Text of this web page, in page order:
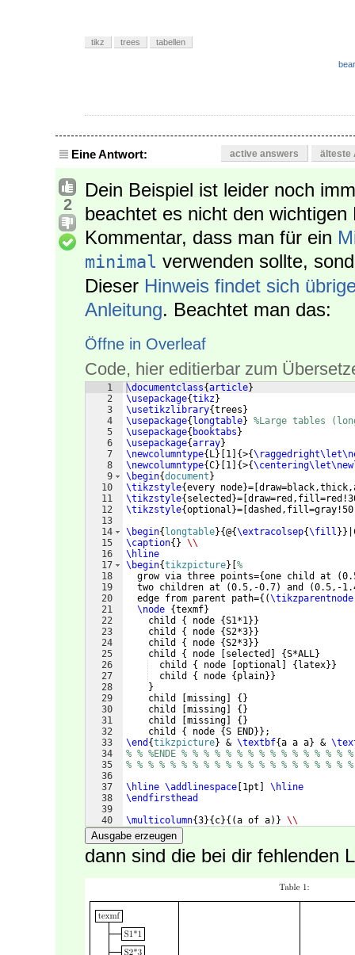
tikz trees tabellen
Eine Antwort: active answers älteste
2
Dein Beispiel ist leider noch
beachtet es nicht den
Kommentar, dass man für ein
minimal verwenden sollte,
Dieser Hinweis findet sich
Anleitung. Beachtet man das:
Öffne in Overleaf
Code, hier editierbar zum
1
2
3
4
5
6
7
8
9
10
11
12
13
14
15
16
17
18
19
20
21
22
23
24
25
26
27
28
29
30
31
32
33
34
35
36
37
38
39
40
41
\documentclass{article}
\usepackage{tikz}
\usetikzlibrary{trees }
\usepackage{ longtable} %Large tables
\usepackage{ booktabs }
\usepackage{array}
\newcolumntype{ L} 1 {>{
\newcolumntype{C} 1 {>{
\begin{document }
\tikzstyle{every node}=
\tikzstyle{ selected }=
\tikzstyle{optional }= dashed,fill=gray!50
\begin{ longtable}{@{\extracolsep{\fill }}
\caption{ } \\
\hline
\begin{tikzpicture} %
  grow via three points=
{one child at (
  two children at
(0.5,-0.7) and (0.5,-
  edge from parent path=
{(\tikzparentnode
\node {texmf}
    child
{ node {S1*1}}
    child
{ node {S2*3}}
    child
{ node {S2*3}}
    child
{ node selected {S*ALL}
  child
{ node optional { latex}}
  child
{ node { plain}}
}
    child
missing { }
    child
missing { }
    child
missing { }
    child
{ node {S END}} ;
\end {tikzpicture} & \textbf{a a a} &
% % %ENDE % % % % % % % % % % % % % % %
% % % % % % % % % % % % % % % % % % % %
\hline \addlinespace 1pt
\hline
\endfirsthead
\multicolumn{3}{ c}{(a of a)} \\
\hline
Ausgabe erzeugen
dann sind die bei dir fehlenden